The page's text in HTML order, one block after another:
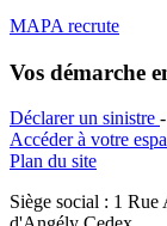
MAPA recrute
Vos démarche
Déclarer un sinistre -
Accéder à votre
Plan du site
Siège social : 1